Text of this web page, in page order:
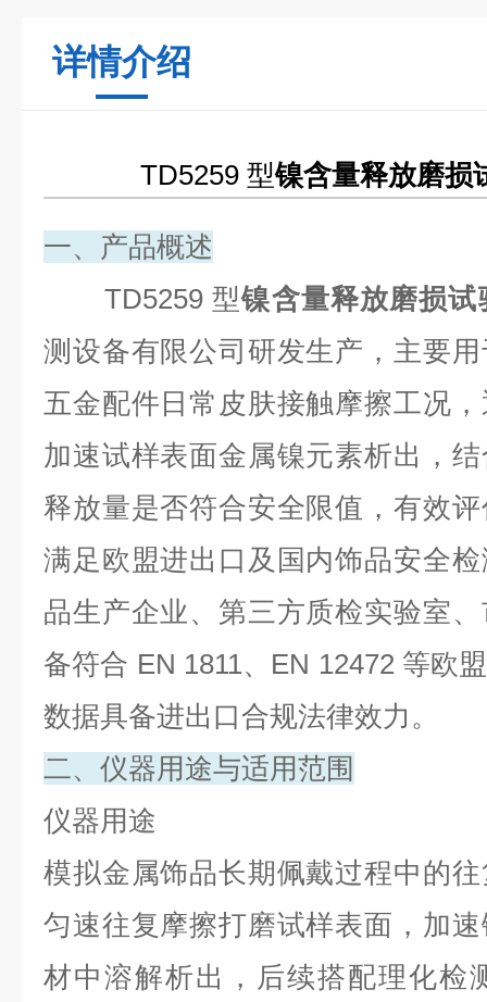
详情介绍
TD5259 型镍含量释放磨损
一、产品概述
TD5259型镍含量释放磨损试
测设备有限公司研发生产，主要
五金配件日常皮肤接触摩擦工况
加速试样表面金属镍元素析出，
释放量是否符合安全限值，有效
满足欧盟进出口及国内饰品安全
品生产企业、第三方质检实验室
备符合 EN 1811、 EN 12472 等欧
数据具备进出口合规法律效力。
二、仪器用途与适用范围
仪器用途
模拟金属饰品长期佩戴过程中的
匀速往复摩擦打磨试样表面，加
材中溶解析出，后续搭配理化检